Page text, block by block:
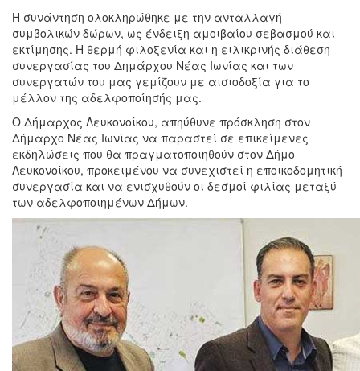
Η συνάντηση ολοκληρώθηκε με την ανταλλαγή
συμβολικών δώρων, ως ένδειξη αμοιβαίου σεβασμού και
εκτίμησης. Η θερμή φιλοξενία και η ειλικρινής διάθεση
συνεργασίας του Δημάρχου Νέας Ιωνίας και των
συνεργατών του μας γεμίζουν με αισιοδοξία για το
μέλλον της αδελφοποίησής μας.
Ο Δήμαρχος Λευκονοίκου, απηύθυνε πρόσκληση στον
Δήμαρχο Νέας Ιωνίας να παραστεί σε επικείμενες
εκδηλώσεις που θα πραγματοποιηθούν στον Δήμο
Λευκονοίκου, προκειμένου να συνεχιστεί η εποικοδομητική
συνεργασία και να ενισχυθούν οι δεσμοί φιλίας μεταξύ
των αδελφοποιημένων Δήμων.